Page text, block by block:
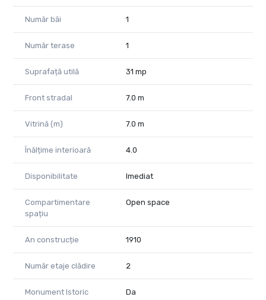
Număr băi 1
Număr terase 1
Suprafață utilă 31 mp
Front stradal 7.0 m
Vitrină (m) 7.0 m
Înălțime interioară 4.0
Disponibilitate Imediat
Compartimentare
spațiu
Open space
An construcție 1910
Număr etaje clădire 2
Monument Istoric Da